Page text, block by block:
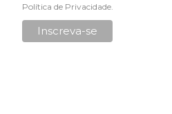
Política de Privacidade